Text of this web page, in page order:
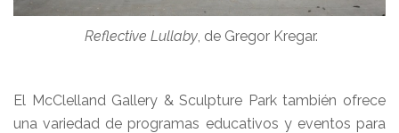
Reflective Lullaby, de Gregor Kregar.
El McClelland Gallery & Sculpture Park también ofrece
una variedad de programas educativos y eventos para